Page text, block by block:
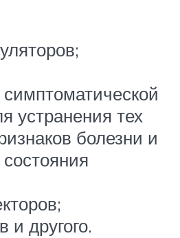
устранения тех
болезни и
и другого.